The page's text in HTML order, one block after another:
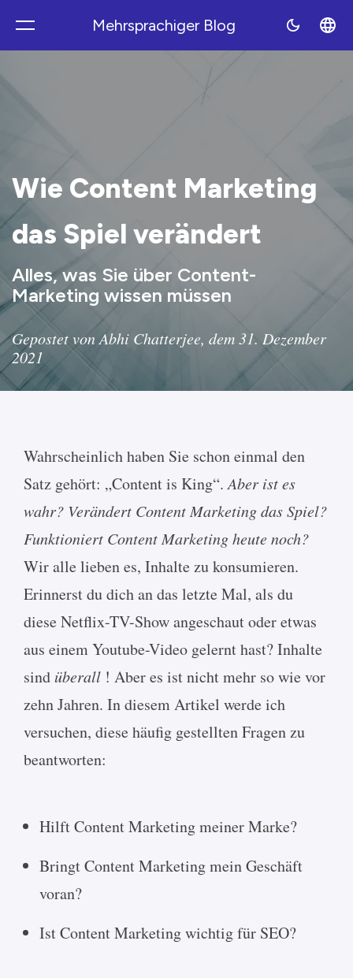
Mehrsprachiger Blog
Wie Content Marketing
das Spiel verändert
Alles, was Sie über Content-
Marketing wissen müssen
Gepostet von Abhi Chatterjee, dem 31. Dezember
2021
Wahrscheinlich haben Sie schon einmal den
Satz gehört: „Content is King“.Aber ist es
wahr? Verändert Content Marketing das Spiel?
Funktioniert Content Marketing heute noch?
Wir alle lieben es, Inhalte zu konsumieren.
Erinnerst du dich an das letzte Mal, als du
diese Netflix-TV-Show angeschaut oder etwas
aus einem Youtube-Video gelernt hast? Inhalte
sind überall ! Aber es ist nicht mehr so wie vor
zehn Jahren. In diesem Artikel werde ich
versuchen, diese häufig gestellten Fragen zu
beantworten:
Hilft Content Marketing meiner Marke?
Bringt Content Marketing mein Geschäft
voran?
Ist Content Marketing wichtig für SEO?